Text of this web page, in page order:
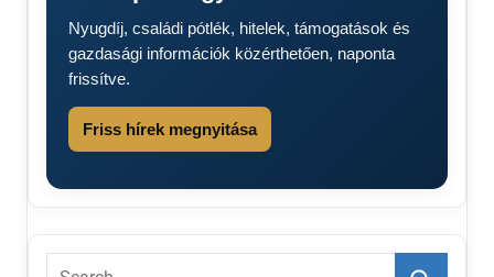
Nyugdíj, családi pótlék, hitelek, támogatások és
gazdasági információk közérthetően, naponta
frissítve.
Friss hírek megnyitása
Search